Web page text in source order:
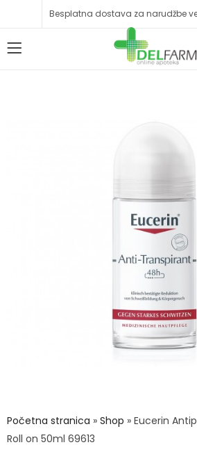
Besplatna dostava za narudžbe
Početna stranica » Shop » Eucerin
Roll on 50ml 69613